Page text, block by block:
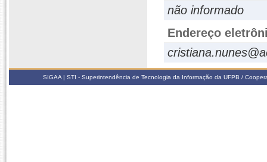
não informado
Endereço
SIGAA | STI - Superintendência de Tecnologia da Informação da UFPB /